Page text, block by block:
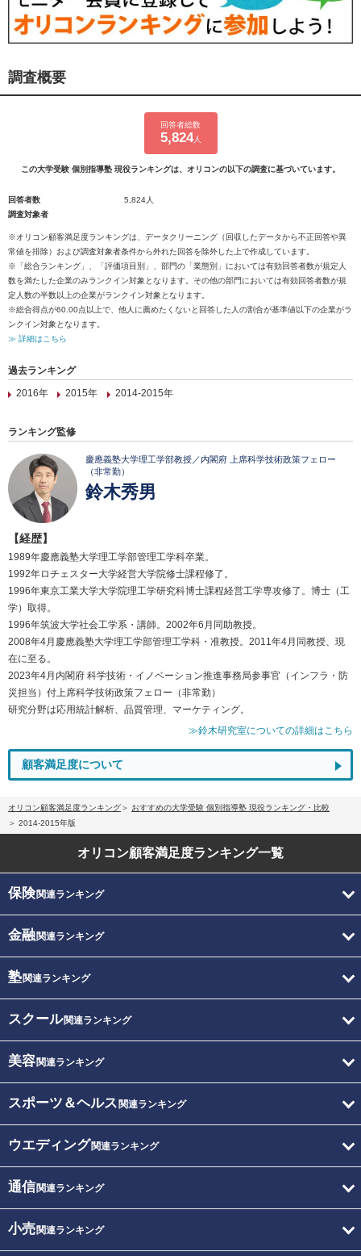
調査概要
回答者総数
5,824人
この大学受験 個別指導塾 現役ランキングは、オリコンの以下の調査に基づいています。
回答者数
5,824人
調査対象者
※オリコン顧客満足度ランキングは、データクリーニング（回収したデータから不正回答や異
常値を排除）および調査対象者条件から外れた回答を除外した上で作成しています。
※「総合ランキング」、「評価項目別」、部門の「業態別」においては有効回答者数が規定人
数を満たした企業のみランクイン対象となります。その他の部門においては有効回答者数が規
定人数の半数以上の企業がランクイン対象となります。
※総合得点が60.00点以上で、他人に薦めたくないと回答した人の割合が基準値以下の企業がラ
ンクイン対象となります。
≫ 詳細はこちら
過去ランキング
2016年
2015年 2014-2015年
ランキング監修
慶應義塾大学理工学部教授／内閣府 上席科学技術政策フェロー
（非常勤）
鈴木秀男
【経歴】
1989年慶應義塾大学理工学部管理工学科卒業。
1992年ロチェスター大学経営大学院修士課程修了。
1996年東京工業大学大学院理工学研究科博士課程経営工学専攻修了。博士（工
学）取得。
1996年筑波大学社会工学系・講師。2002年6月同助教授。
2008年4月慶應義塾大学理工学部管理工学科・准教授。2011年4月同教授、現
在に至る。
2023年4月内閣府 科学技術・イノベーション推進事務局参事官（インフラ・防
災担当）付上席科学技術政策フェロー（非常勤）
研究分野は応用統計解析、品質管理、マーケティング。
≫鈴木研究室についての詳細はこちら
顧客満足度について
オリコン顧客満足度ランキング
おすすめの大学受験 個別指導塾 現役ランキング・比較
2014-2015年版
オリコン顧客満足度ランキング一覧
保険関連ランキング
金融関連ランキング
塾関連ランキング
スクール関連ランキング
美容関連ランキング
スポーツ＆ヘルス 関連ランキング
ウエディング関連ランキング
通信関連ランキング
小売関連ランキング